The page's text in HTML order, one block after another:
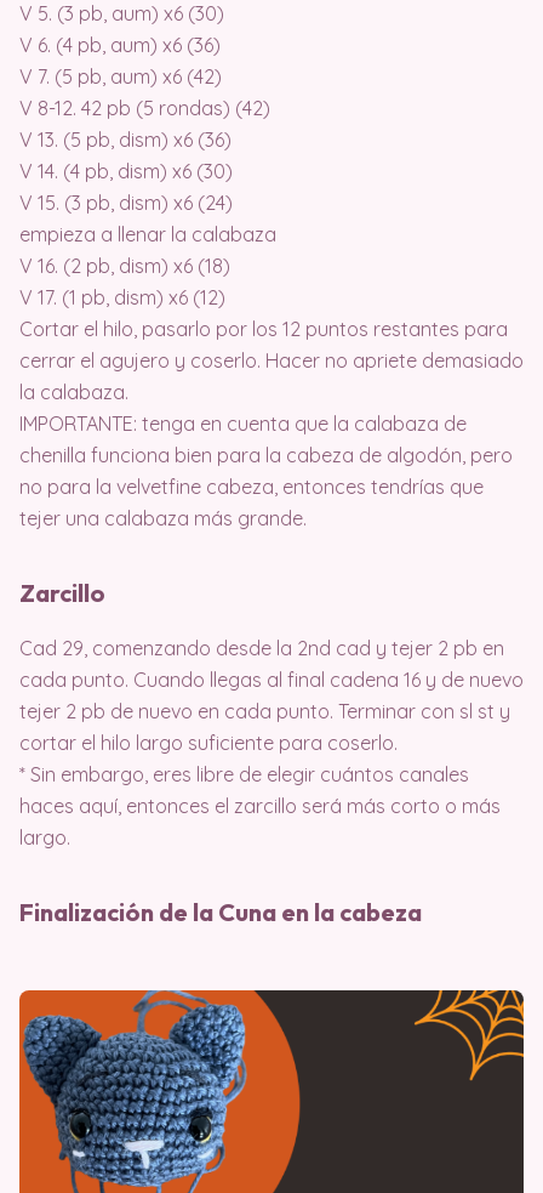
V 5. (3 pb, aum) x6 (30)
V 6. (4 pb, aum) x6 (36)
V 7. (5 pb, aum) x6 (42)
V 8-12. 42 pb (5 rondas) (42)
V 13. (5 pb, dism) x6 (36)
V 14. (4 pb, dism) x6 (30)
V 15. (3 pb, dism) x6 (24)
empieza a llenar la calabaza
V 16. (2 pb, dism) x6 (18)
V 17. (1 pb, dism) x6 (12)
Cortar el hilo, pasarlo por los 12 puntos restantes para
cerrar el agujero y coserlo. Hacer no apriete demasiado
la calabaza.
IMPORTANTE: tenga en cuenta que la calabaza de
chenilla funciona bien para la cabeza de algodón, pero
no para la velvetfine cabeza, entonces tendrías que
tejer una calabaza más grande.
Zarcillo
Cad 29, comenzando desde la 2nd cad y tejer 2 pb en
cada punto. Cuando llegas al final cadena 16 y de nuevo
tejer 2 pb de nuevo en cada punto. Terminar con sl st y
cortar el hilo largo suficiente para coserlo.
* Sin embargo, eres libre de elegir cuántos canales
haces aquí, entonces el zarcillo será más corto o más
largo.
Finalización de la Cuna en la cabeza